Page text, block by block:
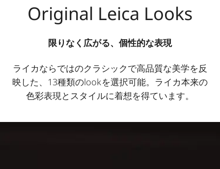
Original Leica Looks
限りなく広がる、個性的な表現
ライカならではのクラシックで高品質な美学を反
映した、13種類のlookを選択可能。ライカ本来の
色彩表現とスタイルに着想を得ています。